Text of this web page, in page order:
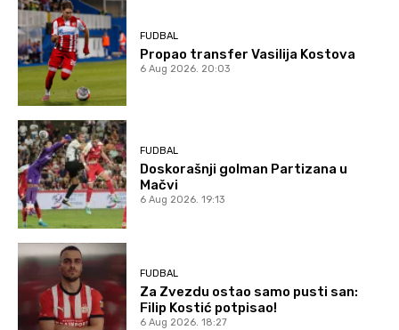
FUDBAL
Propao transfer Vasilija Kostova
6 Aug 2026. 20:03
FUDBAL
Doskorašnji golman Partizana u
Mačvi
6 Aug 2026. 19:13
FUDBAL
Za Zvezdu ostao samo pusti san:
Filip Kostić potpisao!
6 Aug 2026. 18:27